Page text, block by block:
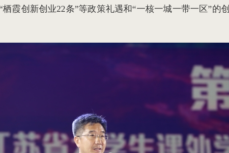
霞创新创业22条”等政策礼遇和“一核一城一带一区”的